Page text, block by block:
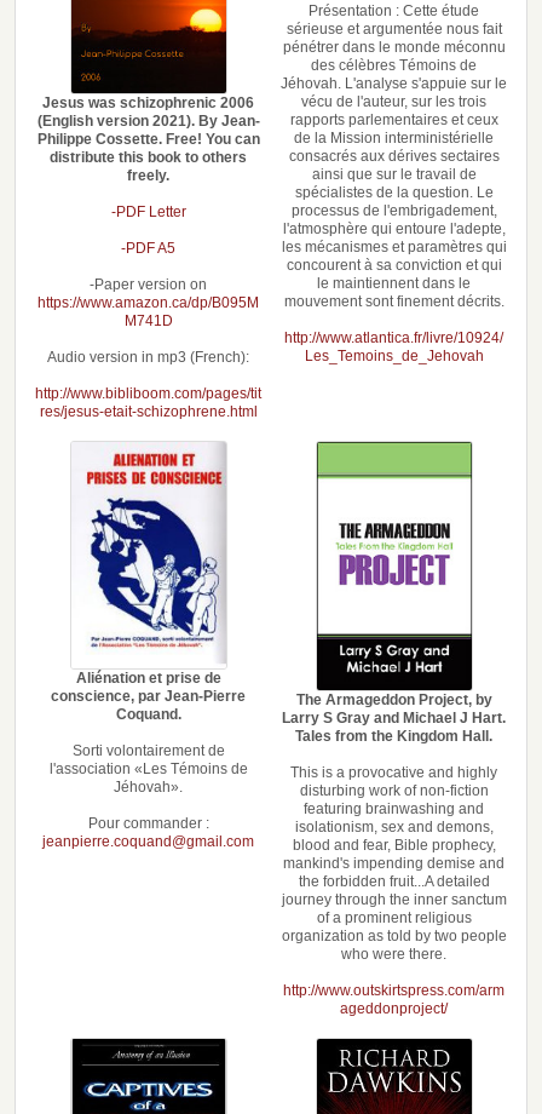
Jesus was schizophrenic 2006
(English version 2021). By Jean-
Philippe Cossette. Free! You can
distribute this book to others
freely.
-PDF Letter
-PDF A5
-Paper version on
https://www.amazon.ca/dp/B095M
M741D
Audio version in mp3 (French):
http://www.bibliboom.com/pages/tit
res/jesus-etait-schizophrene.html
Présentation : Cette étude
sérieuse et argumentée nous fait
pénétrer dans le monde méconnu
des célèbres Témoins de
Jéhovah. L'analyse s'appuie sur le
vécu de l'auteur, sur les trois
rapports parlementaires et ceux
de la Mission interministérielle
consacrés aux dérives sectaires
ainsi que sur le travail de
spécialistes de la question. Le
processus de l'embrigadement,
l'atmosphère qui entoure l'adepte,
les mécanismes et paramètres qui
concourent à sa conviction et qui
le maintiennent dans le
mouvement sont finement décrits.
http://www.atlantica.fr/livre/10924/
Les_Temoins_de_Jehovah
Aliénation et prise de
conscience, par Jean-Pierre
Coquand.
Sorti volontairement de
l'association «Les Témoins de
Jéhovah».
Pour commander :
jeanpierre.coquand@gmail.com
The Armageddon Project, by
Larry S Gray and Michael J Hart.
Tales from the Kingdom Hall.
This is a provocative and highly
disturbing work of non-fiction
featuring brainwashing and
isolationism, sex and demons,
blood and fear, Bible prophecy,
mankind's impending demise and
the forbidden fruit...A detailed
journey through the inner sanctum
of a prominent religious
organization as told by two people
who were there.
http://www.outskirtspress.com/arm
ageddonproject/